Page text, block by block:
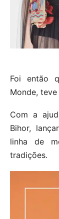
Foi então
Monde,
Com a
Bihor,
linha de
tradições.